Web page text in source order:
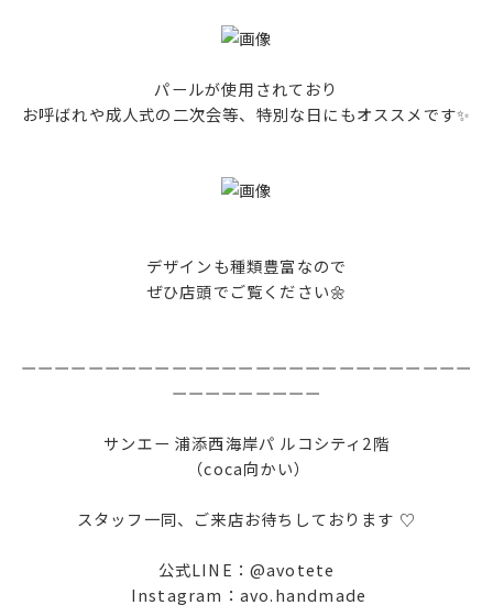
パールが使用されており
お呼ばれや成人式の二次会等、特別な日にもオススメです✨
デザインも種類豊富なので
ぜひ店頭でご覧ください🌼
ーーーーーーーーーーーーーーーーーーーーーーーーーーー
ーーーーーーーーー
サンエー 浦添西海岸パ ルコシティ2階
（coca向かい）
スタッフ一同、ご来店お待ちしております ♡
公式LINE：@avotete
Instagram：avo.handmade